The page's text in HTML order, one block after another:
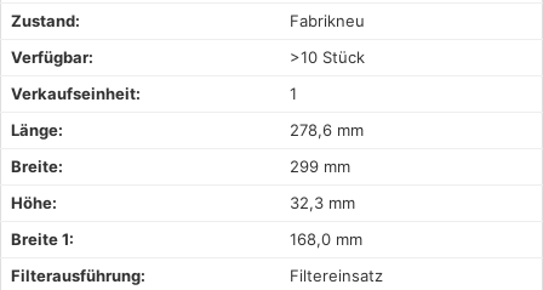
Zustand:
Fabrikneu
Verfügbar:
>10 Stück
Verkaufseinheit:
1
Länge:
278,6 mm
Breite:
299 mm
Höhe:
32,3 mm
Breite 1:
168,0 mm
Filterausführung:
Filtereinsatz